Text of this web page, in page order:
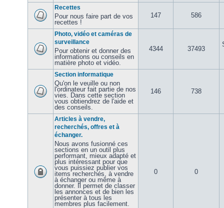
Recettes
Pour nous faire part de vos
recettes !
147 586
Photo, vidéo et caméras de
surveillance
Pour obtenir et donner des
informations ou conseils en
matière photo et vidéo.
4344 37493
Section informatique
Qu'on le veuille ou non
l'ordinateur fait partie de nos
vies. Dans cette section
vous obtiendrez de l'aide et
des conseils.
146 738
Articles à vendre,
recherchés, offres et à
échanger.
Nous avons fusionné ces
sections en un outil plus
performant, mieux adapté et
plus intéressant pour que
vous puissiez publier vos
items recherchés, à vendre
à échanger ou même à
donner. Il permet de classer
les annonces et de bien les
présenter à tous les
membres plus facilement.
0 0